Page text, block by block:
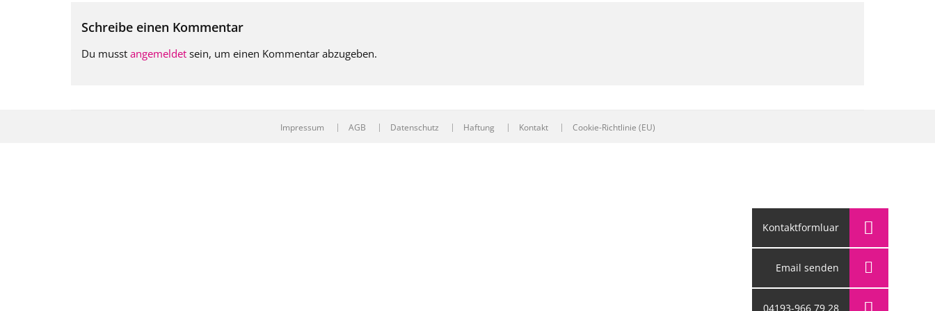
Schreibe einen Kommentar
Du musst angemeldet sein, um einen Kommentar abzugeben.
Impressum AGB Datenschutz Haftung Kontakt Cookie-Richtlinie (EU)